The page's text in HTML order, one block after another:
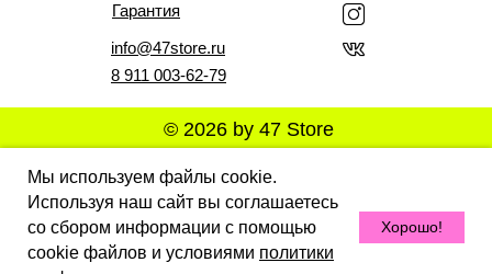
Мы используем файлы cookie.
Используя наш сайт вы соглашаетесь
со сбором информации с помощью
cookie файлов и условиями политики
Хорошо!
info@47store.ru
© 2026 by 47 Store
Гарантия
Все права защищены. Полное или частичное
копирование материалов Сайта в коммерческих целях
разрешено только с письменного разрешения
виновные лица могут быть привлечены к
ответственности в соответствии с действующим
законодательством Российской Федерации.
8 911 003-62-79